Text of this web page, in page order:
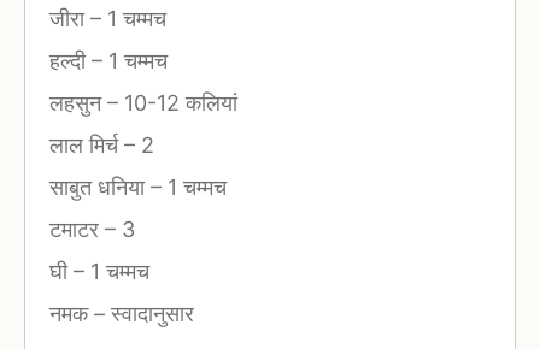
जीरा– 1 चम्मच
हल्दी– 1 चम्मच
लहसुन– 10-12 कलियां
लाल मिर्च– 2
साबुत धनिया– 1 चम्मच
टमाटर – 3
घी– 1 चम्मच
नमक–स्वादानुसार